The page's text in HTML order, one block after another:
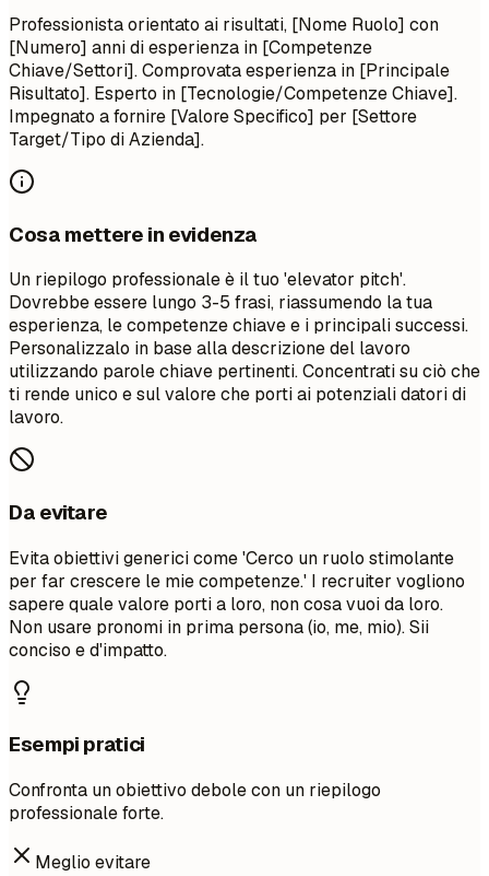
Professionista orientato ai risultati, [Nome Ruolo] con
[Numero] anni di esperienza in [Competenze
Chiave/Settori]. Comprovata esperienza in [Principale
Risultato]. Esperto in [Tecnologie/Competenze Chiave].
Impegnato a fornire [Valore Specifico] per [Settore
Target/Tipo di Azienda].
Cosa mettere in evidenza
Un riepilogo professionale è il tuo 'elevator pitch'.
Dovrebbe essere lungo 3-5 frasi, riassumendo la tua
esperienza, le competenze chiave e i principali successi.
Personalizzalo in base alla descrizione del lavoro
utilizzando parole chiave pertinenti. Concentrati su ciò che
ti rende unico e sul valore che porti ai potenziali datori di
lavoro.
Da evitare
Evita obiettivi generici come 'Cerco un ruolo stimolante
per far crescere le mie competenze.' I recruiter vogliono
sapere quale valore porti a loro, non cosa vuoi da loro.
Non usare pronomi in prima persona (io, me, mio). Sii
conciso e d'impatto.
Esempi pratici
Confronta un obiettivo debole con un riepilogo
professionale forte.
Meglio evitare